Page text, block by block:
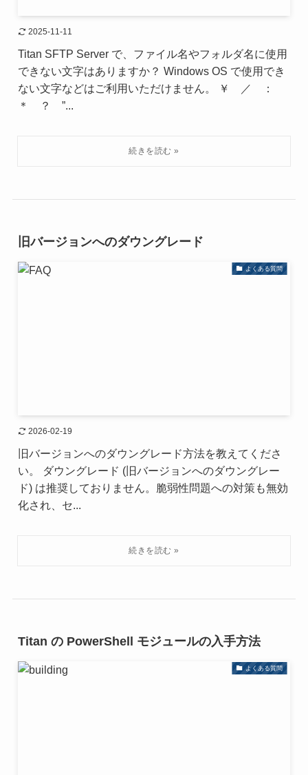
2025-11-11
Titan SFTP Server で、ファイル名やフォルダ名に使用
できない文字はありますか？ Windows OS で使用でき
ない文字などはご利用いただけません。 ￥ ／ ：
＊ ？ ”...
旧バージョンへのダウングレード
よくある質問
2026-02-19
旧バージョンへのダウングレード方法を教えてくださ
い。 ダウングレード (旧バージョンへのダウングレー
ド) は推奨しておりません。脆弱性問題への対策も無効
化され、セ...
Titan の PowerShell モジュールの入手方法
よくある質問